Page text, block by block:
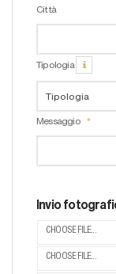
Città
Tipologia
Messaggio
Invio
CHOOSE FILE...
CHOOSE FILE...